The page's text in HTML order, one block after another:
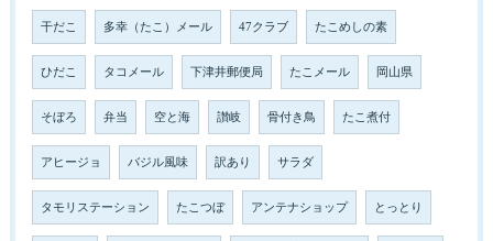
干だこ 多幸（たこ）メール 47クラブ たこめしの素
ひだこ タコメール 下津井郵便局 たこメール 岡山県
そぼろ 弁当 空と海 讃岐 骨付き鳥 たこ煮付
アヒージョ バジル風味 訳あり サラダ
タモリステーション たこつぼ アンテナショップ とっとり